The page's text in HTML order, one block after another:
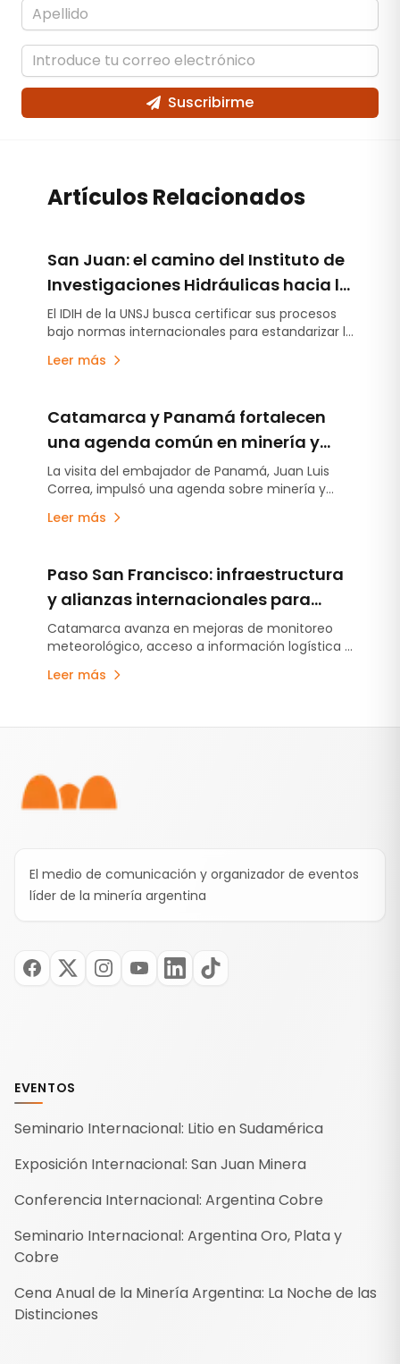
Suscribirme
Artículos Relacionados
San Juan: el camino del Instituto de
Investigaciones Hidráulicas hacia la
certificación internacional
El IDIH de la UNSJ busca certificar sus procesos
bajo normas internacionales para estandarizar la
medición del agua.
Leer más
Catamarca y Panamá fortalecen
una agenda común en minería y
logística para potenciar el comercio
internacional
La visita del embajador de Panamá, Juan Luis
Correa, impulsó una agenda sobre minería y
logística.
Leer más
Paso San Francisco: infraestructura
y alianzas internacionales para
fortalecer la logística minera
Catamarca avanza en mejoras de monitoreo
meteorológico, acceso a información logística y
vínculos institucionales vinculados al desarrollo
del corredor bioceánico Paso San Francisco.
Leer más
El medio de comunicación y organizador de eventos
líder de la minería argentina
EVENTOS
Seminario Internacional: Litio en Sudamérica
Exposición Internacional: San Juan Minera
Conferencia Internacional: Argentina Cobre
Seminario Internacional: Argentina Oro, Plata y
Cobre
Cena Anual de la Minería Argentina: La Noche de las
Distinciones